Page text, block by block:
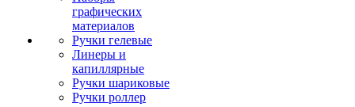
графических
материалов
Ручки гелевые
Линеры и
капиллярные
Ручки шариковые
Ручки роллер